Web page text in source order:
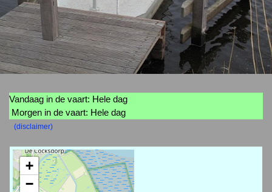
Vandaag in de vaart: Hele dag
Morgen in de vaart: Hele dag
(disclaimer)
+
−